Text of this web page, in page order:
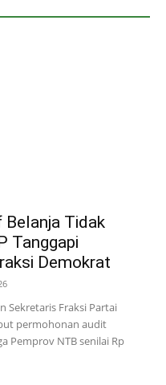
Tidak
Tanggapi
Demokrat
Sekretaris Fraksi Partai
permohonan audit
Pemprov NTB senilai Rp